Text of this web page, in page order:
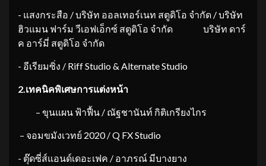
​- แสงกระสือ / บริษัท ออลเทอร์เนท สตูดิโอ จำกัด / บริษัท
ฮิวแมน ฟาร์ม วีเอฟเอ็กซ์ สตูดิโอ จำกัด ​ บริษัท ดาร์
ค อาร์มี่ สตูดิโอ จำกัด
​- อีเรียมซิ่ง / Riff Studio & Alternate Studio
2. เทคนิคพิเศษการแต่งหน้า
– ขุนแผน ฟ้าฟื้น / ณัฐชานันท์ กิติเกรียงไกร
​ – จอมขมังเวทย์ 2020 / Q FX Studio
​- ตุ๊ดซี่ส์แอนด์เดอะเฟค / อาภรณ์ มีบางยาง